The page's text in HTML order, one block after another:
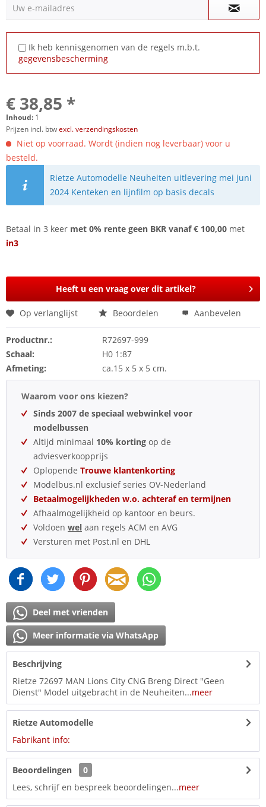
Uw e-mailadres
Ik heb kennisgenomen van de regels m.b.t.
gegevensbescherming
€ 38,85 *
Inhoud: 1
Prijzen incl. btwexcl. verzendingskosten
Niet op voorraad. Wordt (indien nog leverbaar) voor u
besteld.
Rietze Automodelle Neuheiten uitlevering mei juni
2024 Kenteken en lijnfilm op basis decals
Betaal in 3 keer met 0% rente geen BKR vanaf € 100,00 met
in3
Heeft u een vraag over dit artikel?
Op verlanglijst Beoordelen Aanbevelen
Productnr.:
R72697-999
Schaal:
H0 1:87
Afmeting:
ca.15 x 5 x 5 cm.
Waarom voor ons kiezen?
Sinds 2007 de speciaal webwinkel voor
modelbussen
Altijd minimaal 10% korting op de
adviesverkoopprijs
Oplopende Trouwe klantenkorting
Modelbus.nl exclusief series OV-Nederland
Betaalmogelijkheden w.o. achteraf en termijnen
Afhaalmogelijkheid op kantoor en beurs.
Voldoen wel aan regels ACM en AVG
Versturen met Post.nl en DHL
Deel met vrienden
Meer informatie via WhatsApp
Beschrijving
Rietze 72697 MAN Lions City CNG Breng Direct "Geen
Dienst" Model uitgebracht in de Neuheiten...meer
Rietze Automodelle
Fabrikant info:
Beoordelingen
0
Lees, schrijf en bespreek beoordelingen...meer